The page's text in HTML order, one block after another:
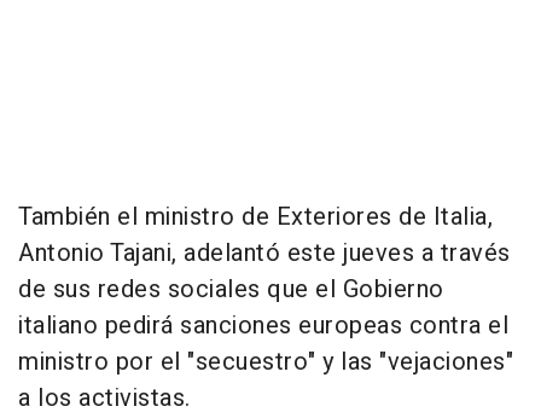
También el ministro de Exteriores de Italia,
Antonio Tajani, adelantó este jueves a través
de sus redes sociales que el Gobierno
italiano pedirá sanciones europeas contra el
ministro por el "secuestro" y las "vejaciones"
a los activistas.